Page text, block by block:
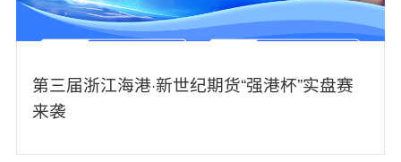
第三届浙江海港·新世纪期货“强港杯”实盘赛
来袭